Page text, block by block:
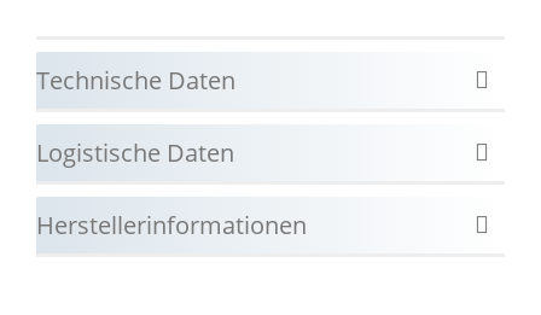
Technische Daten
Logistische Daten
Herstellerinformationen